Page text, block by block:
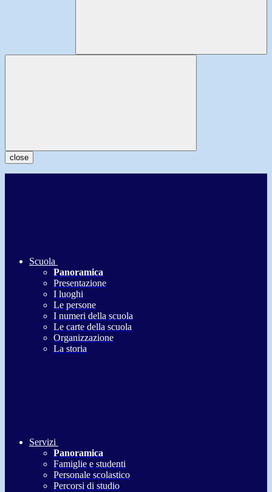
close
Scuola
Panoramica
Presentazione
I luoghi
Le persone
I numeri della scuola
Le carte della scuola
Organizzazione
La storia
Servizi
Panoramica
Famiglie e studenti
Personale scolastico
Percorsi di studio